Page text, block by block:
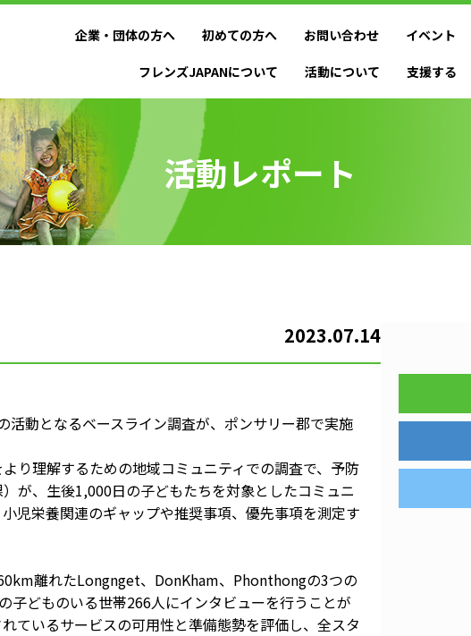
フレンズJAPANについて 活動について 支援する
企業・団体の方へ 初めての方へ お問い合わせ イベント
活動レポート
2023.07.14
活動となるベースライン調査が、ポンサリー郡で実施
り理解するための地域コミュニティでの調査で、予防
が、生後1,000日の子どもたちを対象としたコミュニ
児栄養関連のギャップや推奨事項、優先事項を測定す
離れたLongnget、DonKham、Phonthongの3つの
子どものいる世帯266人にインタビューを行うことが
ているサービスの可用性と準備態勢を評価し、全スタ